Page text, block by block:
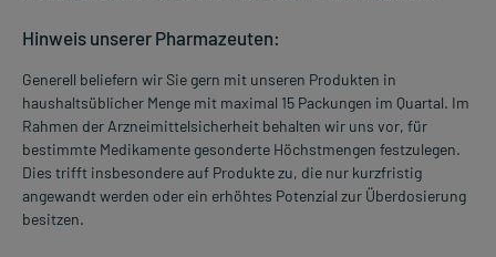
Hinweis unserer Pharmazeuten:
Generell beliefern wir Sie gern mit unseren Produkten in
haushaltsüblicher Menge mit maximal 15 Packungen im Quartal. Im
Rahmen der Arzneimittelsicherheit behalten wir uns vor, für
bestimmte Medikamente gesonderte Höchstmengen festzulegen.
Dies trifft insbesondere auf Produkte zu, die nur kurzfristig
angewandt werden oder ein erhöhtes Potenzial zur Überdosierung
besitzen.